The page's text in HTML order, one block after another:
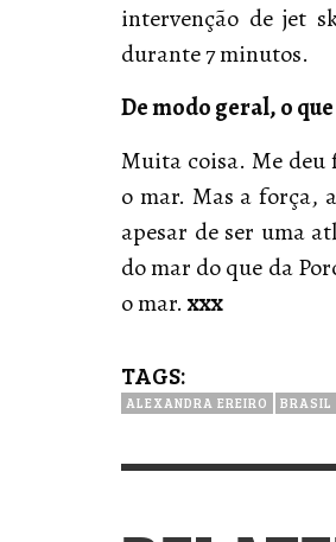
intervenção de jet
durante 7 minutos.
De modo geral, o
Muita coisa. Me deu
o mar. Mas a força,
apesar de ser uma
do mar do que da
o mar. xxx
TAGS:
ALEXANDRA EREIRO BRASIL